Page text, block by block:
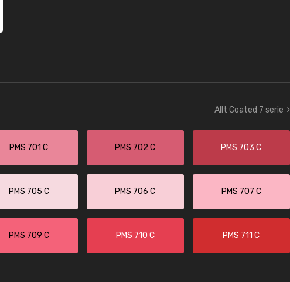
Allt Coated 7 serie
PMS 701 C PMS 702 C PMS 703 C
PMS 705 C PMS 706 C PMS 707 C
PMS 709 C PMS 710 C PMS 711 C